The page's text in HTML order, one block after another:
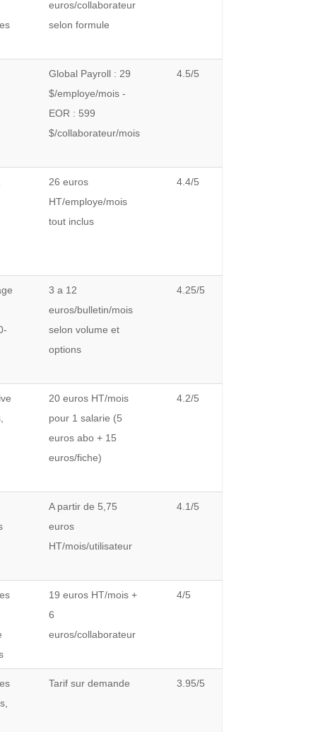
euros/collaborateur
selon formule
Global Payroll : 29
$/employe/mois -
EOR : 599
$/collaborateur/mois
4.5/5
26 euros
HT/employe/mois
tout inclus
4.4/5
3 a 12
euros/bulletin/mois
selon volume et
options
4.25/5
20 euros HT/mois
pour 1 salarie (5
euros abo + 15
euros/fiche)
4.2/5
A partir de 5,75
euros
HT/mois/utilisateur
4.1/5
19 euros HT/mois +
6
euros/collaborateur
4/5
Tarif sur demande 3.95/5